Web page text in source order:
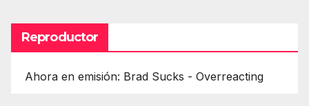
Reproductor
Ahora en emisión: Brad Sucks - Overreacting